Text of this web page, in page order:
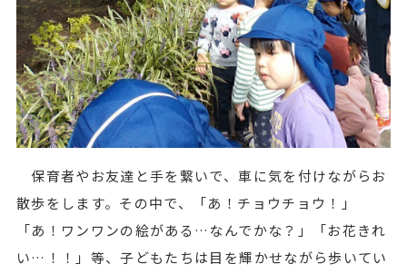
保育者やお友達と手を繋いで、車に気を付けながらお
散歩をします。その中で、「あ！チョウチョウ！」
「あ！ワンワンの絵がある…なんでかな？」「お花きれ
い…！！」等、子どもたちは目を輝かせながら歩いてい